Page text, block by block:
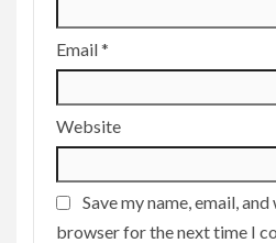
Email*
Website
Save my name, email,
browser for the next time I